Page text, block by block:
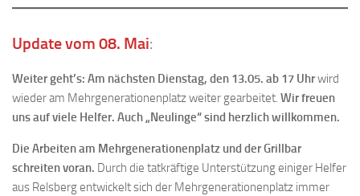
Update vom 08. Mai:
Weiter geht’s: Am nächsten Dienstag, den 13.05. ab 17 Uhrwird
wieder am Mehrgenerationenplatz weiter gearbeitet. Wir freuen
uns auf viele Helfer. Auch „Neulinge“ sind herzlich willkommen.
Die Arbeiten am Mehrgenerationenplatz und der Grillbar
schreiten voran. Durch die tatkräftige Unterstützung einiger Helfer
aus Relsberg entwickelt sich der Mehrgenerationenplatz immer